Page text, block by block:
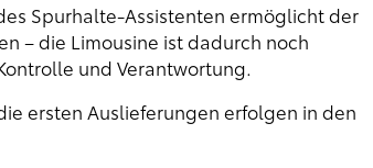
Spurhalte-Assistenten ermöglicht der
– die Limousine ist dadurch noch
und Verantwortung.
ersten Auslieferungen erfolgen in den